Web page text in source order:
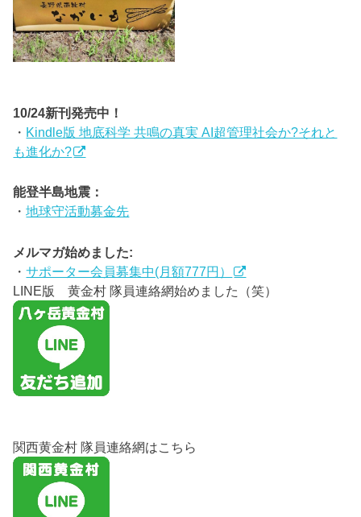
10/24新刊発売中！
・ Kindle版 地底科学 共鳴の真実 AI超管理社会か?それと
も進化か?
能登半島地震：
・地球守活動募金先
メルマガ始めました:
・サポーター会員募集中(月額777円）
LINE版 黄金村 隊員連絡網始めました（笑）
関西黄金村 隊員連絡網はこちら